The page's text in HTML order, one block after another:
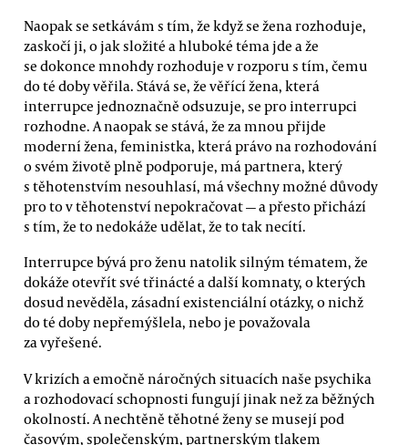
Naopak se setkávám s tím, že když se žena rozhoduje,
zaskočí ji, o jak složité a hluboké téma jde a že
se dokonce mnohdy rozhoduje v rozporu s tím, čemu
do té doby věřila. Stává se, že věřící žena, která
interrupce jednoznačně odsuzuje, se pro interrupci
rozhodne. A naopak se stává, že za mnou přijde
moderní žena, feministka, která právo na rozhodování
o svém životě plně podporuje, má partnera, který
s těhotenstvím nesouhlasí, má všechny možné důvody
pro to v těhotenství nepokračovat — a přesto přichází
s tím, že to nedokáže udělat, že to tak necítí.
Interrupce bývá pro ženu natolik silným tématem, že
dokáže otevřít své třinácté a další komnaty, o kterých
dosud nevěděla, zásadní existenciální otázky, o nichž
do té doby nepřemýšlela, nebo je považovala
za vyřešené.
V krizích a emočně náročných situacích naše psychika
a rozhodovací schopnosti fungují jinak než za běžných
okolností. A nechtěně těhotné ženy se musejí pod
časovým, společenským, partnerským tlakem